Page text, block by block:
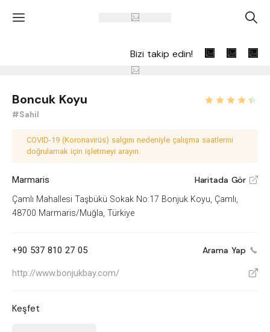
' A
Bizi takip edin!
Boncuk Koyu
#Sahil
COVID-19 (Koronavirüs) salgını nedeniyle çalışma saatlerini
doğrulamak için işletmeyi arayın.
Marmaris Haritada Gör V
Çamlı Mahallesi Taşbükü Sokak No:17 Bonjuk Koyu, Çamlı,
48700 Marmaris/Muğla, Türkiye
+90 537 810 27 05 Arama Yap
http://www.bonjukbay.com/ V
Keşfet